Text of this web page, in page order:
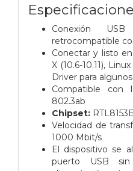
Conexión
retrocompatible
Conectar y listo
X (10.6-10.11),
Driver para
Compatible con
802.3ab
Chipset:
Velocidad de
1000 Mbit/s
El dispositivo se
puerto USB